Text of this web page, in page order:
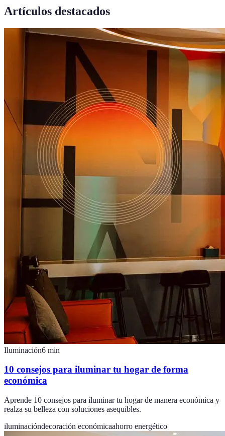
Artículos destacados
Iluminación6 min
10 consejos para iluminar tu hogar de forma
económica
Aprende 10 consejos para iluminar tu hogar de manera económica y
realza su belleza con soluciones asequibles.
iluminacióndecoración económicaahorro energético